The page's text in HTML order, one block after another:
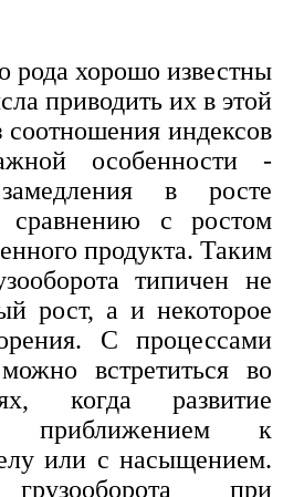
рода хорошо известны
приводить их в этой
индексов
особенности -
в росте
сравнению с ростом
продукта. Таким
типичен не
рост, а и некоторое
С процессами
встретиться во
когда развитие
приближением к
или с насыщением.
при